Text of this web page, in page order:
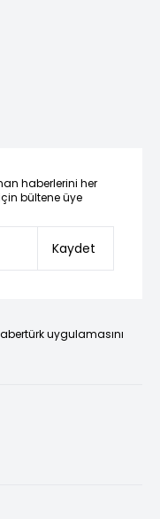
haberlerini her
bültene üye
Kaydet
uygulamasını